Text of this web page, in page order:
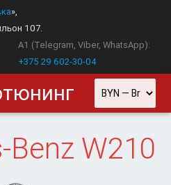
»,
107.
A1 (Telegram, Viber, WhatsApp):
+375 29 602-30-04
Benz W210